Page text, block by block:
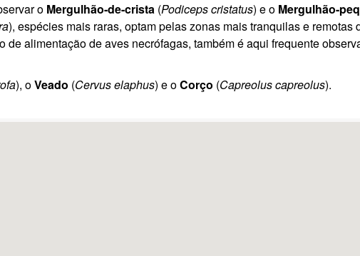
o Mergulhão-de-crista (Podiceps cristatus) e o Mergulhão-
), espécies mais raras, optam pelas zonas mais tranquilas e remotas
alimentação de aves necrófagas, também é aqui frequente
), oVeado (Cervus elaphus) e oCorço (Capreolus capreolus).